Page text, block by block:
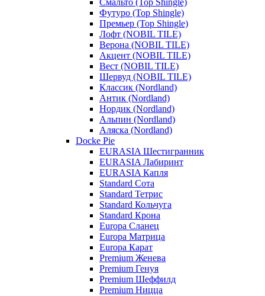
Смальто (Top Shingle)
Футуро (Top Shingle)
Премьер (Top Shingle)
Лофт (NOBIL TILE)
Верона (NOBIL TILE)
Акцент (NOBIL TILE)
Вест (NOBIL TILE)
Шервуд (NOBIL TILE)
Классик (Nordland)
Антик (Nordland)
Нордик (Nordland)
Альпин (Nordland)
Аляска (Nordland)
Docke Pie
EURASIA Шестигранник
EURASIA Лабиринт
EURASIA Капля
Standard Сота
Standard Тетрис
Standard Кольчуга
Standard Крона
Europa Сланец
Europa Матрица
Europa Карат
Premium Женева
Premium Генуя
Premium Шеффилд
Premium Ницца